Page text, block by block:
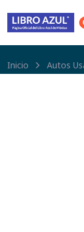
Inicio Autos